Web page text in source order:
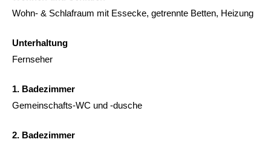
Wohn- & Schlafraum mit Essecke, getrennte Betten, Heizung
Unterhaltung
Fernseher
1. Badezimmer
Gemeinschafts-WC und -dusche
2. Badezimmer